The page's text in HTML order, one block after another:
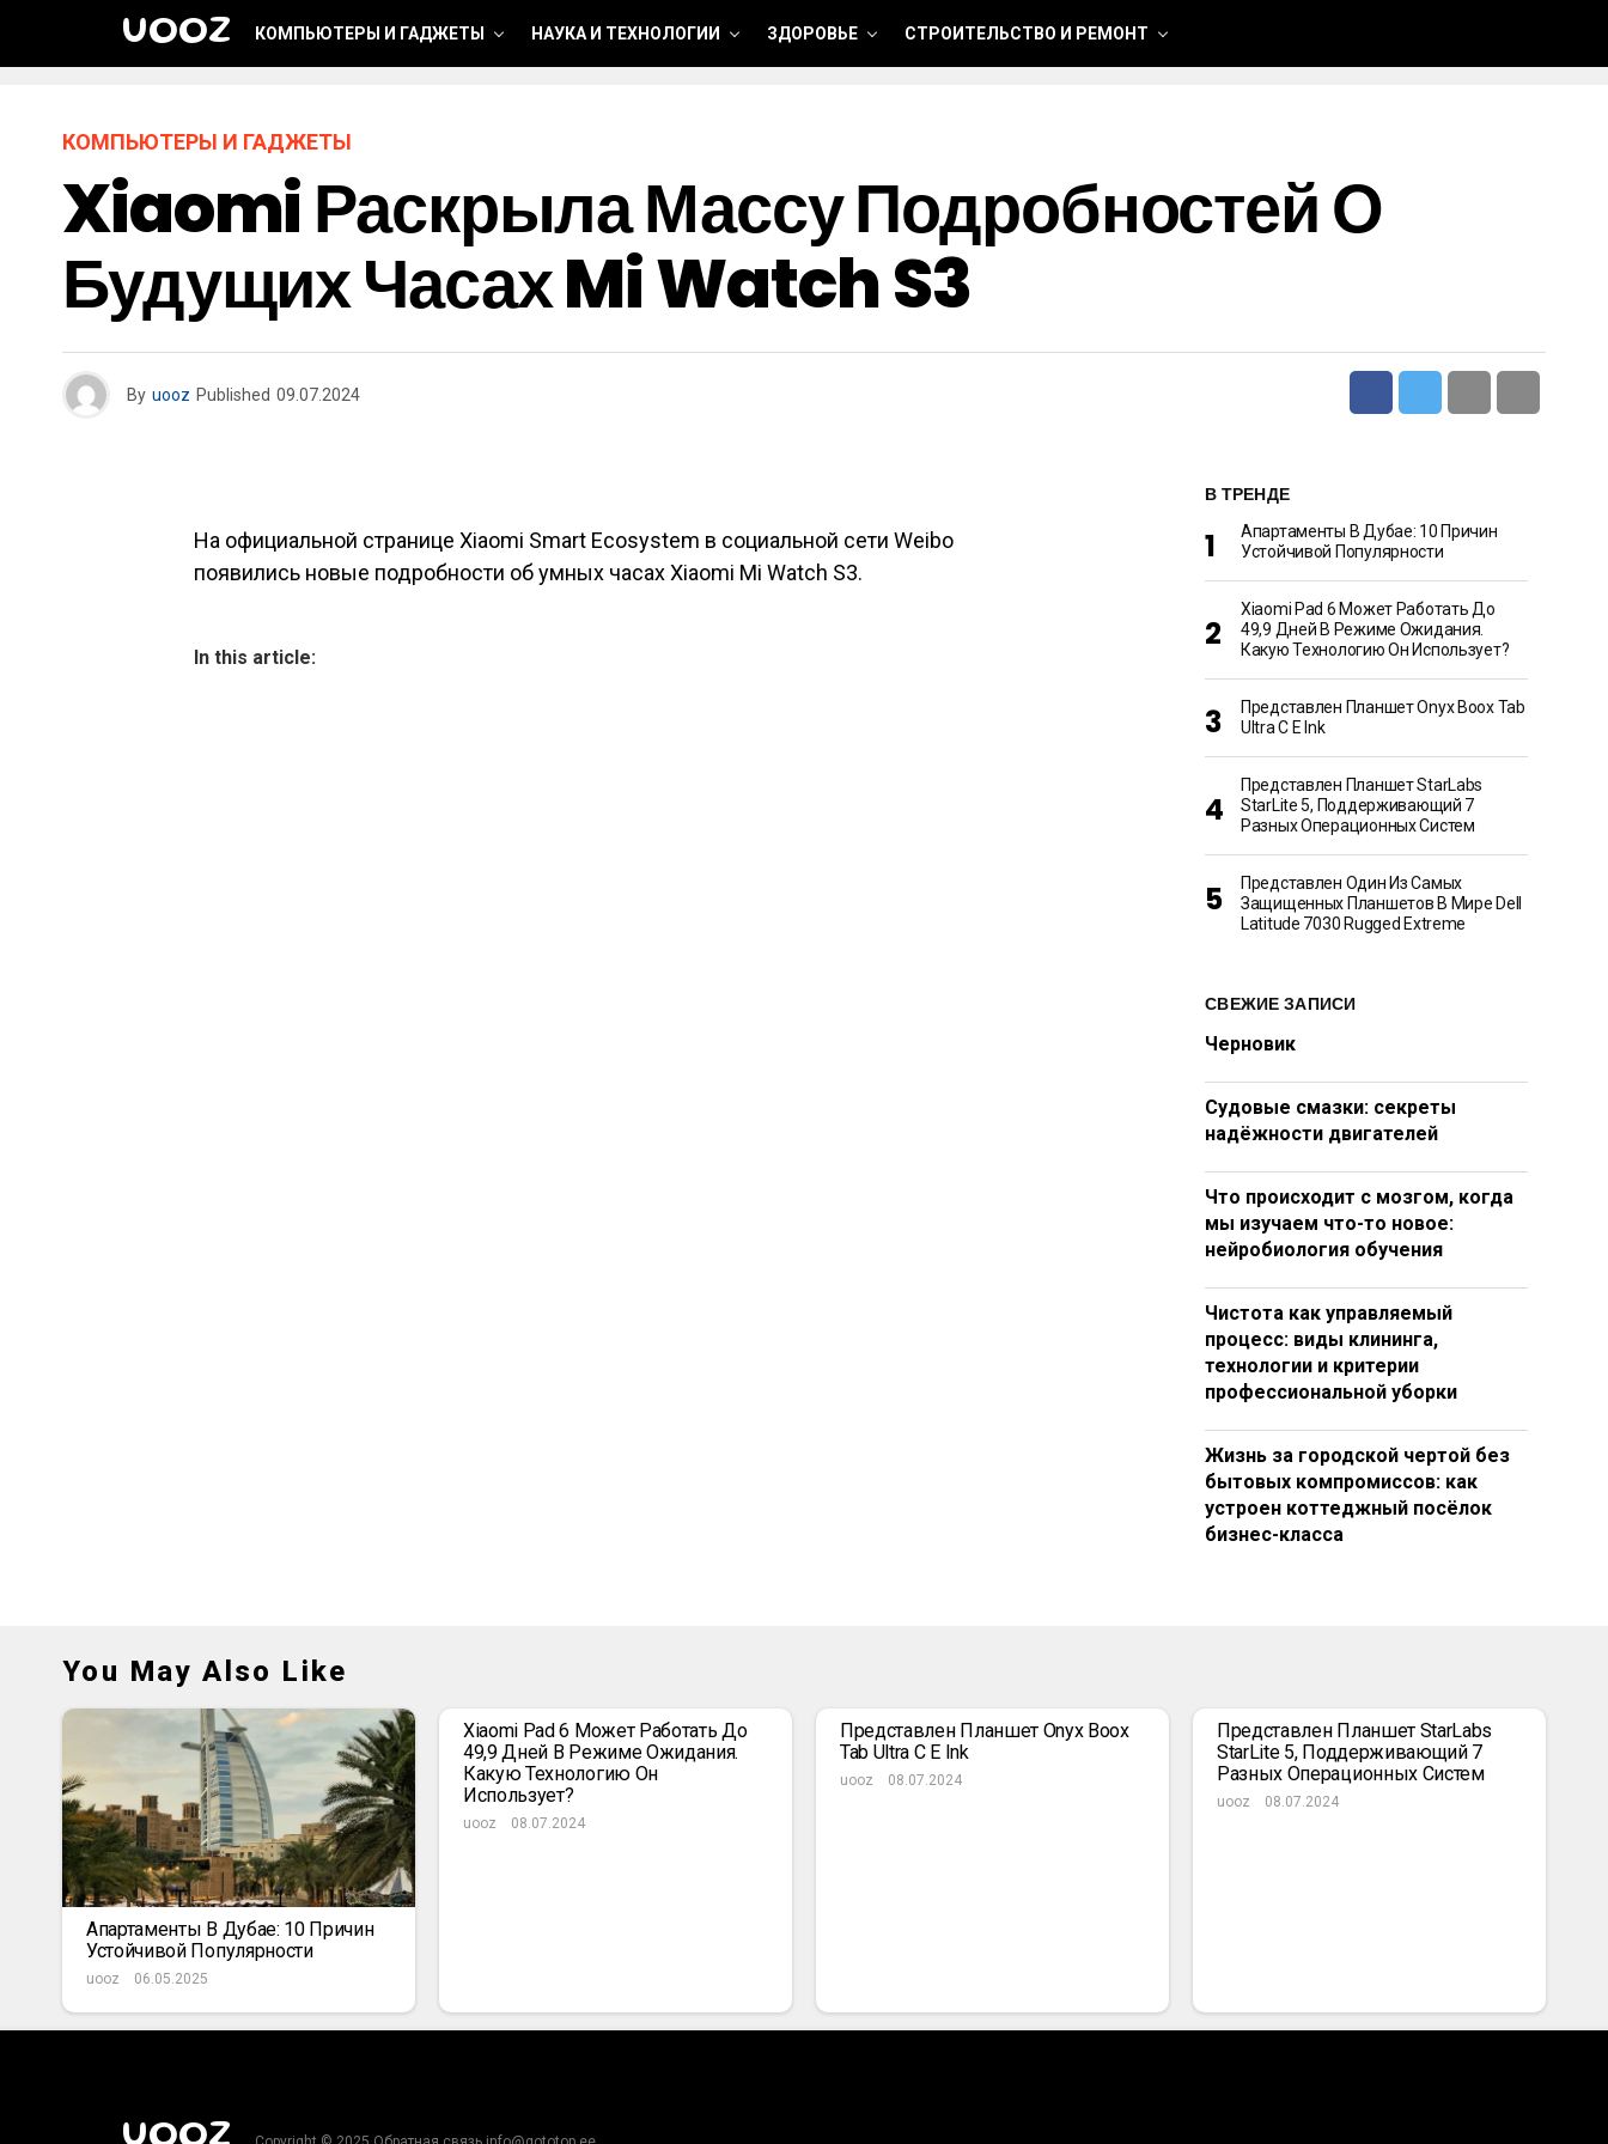
UOOZ КОМПЬЮТЕРЫ И ГАДЖЕТЫ НАУКА И ТЕХНОЛОГИИ ЗДОРОВЬЕ СТРОИТЕЛЬСТВО И РЕМОНТ
КОМПЬЮТЕРЫ И ГАДЖЕТЫ
Xiaomi Раскрыла Массу Подробностей О
Будущих Часах Mi Watch S3
By uooz Published 09.07.2024
На официальной странице Xiaomi Smart Ecosystem в социальной сети Weibo
появились новые подробности об умных часах Xiaomi Mi Watch S3.
In this article:
В ТРЕНДЕ
Апартаменты В Дубае: 10 Причин
Устойчивой Популярности
Xiaomi Pad 6 Может Работать До
49,9 Дней В Режиме Ожидания.
Какую Технологию Он Использует?
Представлен Планшет Onyx Boox Tab
Ultra C E Ink
Представлен Планшет StarLabs
StarLite 5, Поддерживающий 7
Разных Операционных Систем
Представлен Один Из Самых
Защищенных Планшетов В Мире Dell
Latitude 7030 Rugged Extreme
СВЕЖИЕ ЗАПИСИ
Черновик
Судовые смазки: секреты
надёжности двигателей
Что происходит с мозгом, когда
мы изучаем что-то новое:
нейробиология обучения
Чистота как управляемый
процесс: виды клининга,
технологии и критерии
профессиональной уборки
Жизнь за городской чертой без
бытовых компромиссов: как
устроен коттеджный посёлок
бизнес-класса
You May Also Like
Апартаменты В Дубае: 10 Причин
Устойчивой Популярности
uooz 06.05.2025
Xiaomi Pad 6 Может Работать До
49,9 Дней В Режиме Ожидания.
Какую Технологию Он
Использует?
uooz 08.07.2024
Представлен Планшет Onyx Boox
Tab Ultra C E Ink
uooz 08.07.2024
Представлен Планшет StarLabs
StarLite 5, Поддерживающий 7
Разных Операционных Систем
uooz 08.07.2024